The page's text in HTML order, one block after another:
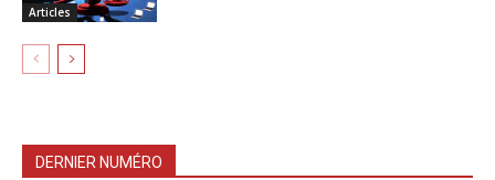
Articles
DERNIER NUMÉRO